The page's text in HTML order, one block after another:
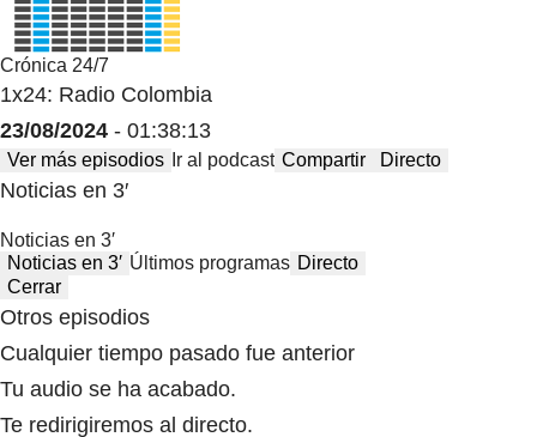
Crónica 24/7
1x24: Radio Colombia
23/08/2024 - 01:38:13
Ver más episodios Ir al podcast Compartir Directo
Noticias en 3′
Noticias en 3′
Noticias en 3′ Últimos programas Directo
Cerrar
Otros episodios
Cualquier tiempo pasado fue anterior
Tu audio se ha acabado.
Te redirigiremos al directo.